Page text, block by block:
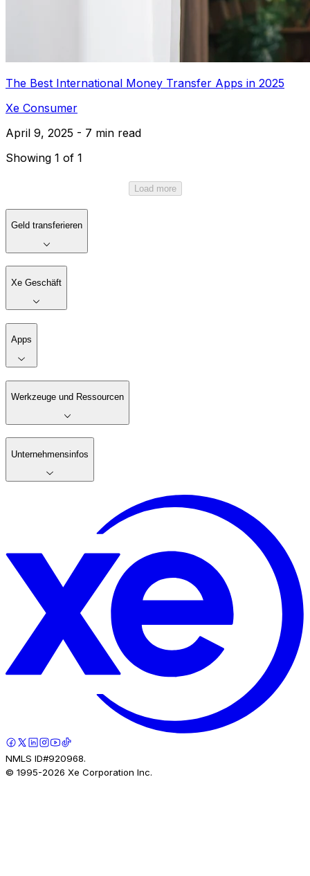
The Best International Money Transfer Apps in 2025
Xe Consumer
April 9, 2025 - 7 min read
Showing 1 of 1
Load more
Geld transferieren
Xe Geschäft
Apps
Werkzeuge und Ressourcen
Unternehmensinfos
NMLS ID#920968.
© 1995-2026 Xe Corporation Inc.